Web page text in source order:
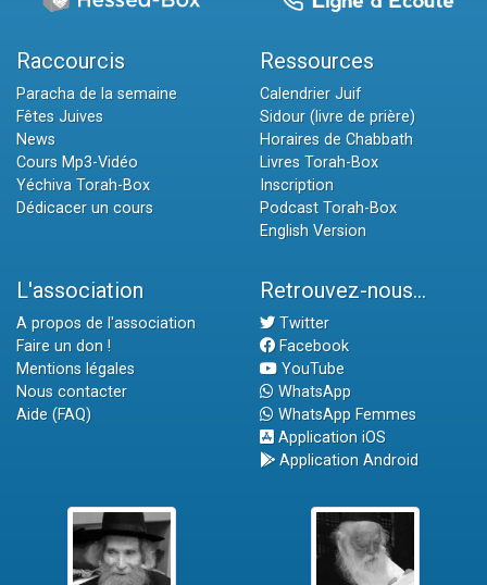
Raccourcis
Paracha de la semaine
Fêtes Juives
News
Cours Mp3-Vidéo
Yéchiva Torah-Box
Dédicacer un cours
Ressources
Calendrier Juif
Sidour (livre de prière)
Horaires de Chabbath
Livres Torah-Box
Inscription
Podcast Torah-Box
English Version
L'association
A propos de l'association
Faire un don !
Mentions légales
Nous contacter
Aide (FAQ)
Retrouvez-nous...
Twitter
Facebook
YouTube
WhatsApp
WhatsApp Femmes
Application iOS
Application Android